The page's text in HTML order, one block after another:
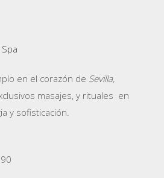
en el corazón de Sevilla,
masajes, y rituales en
y sofisticación.